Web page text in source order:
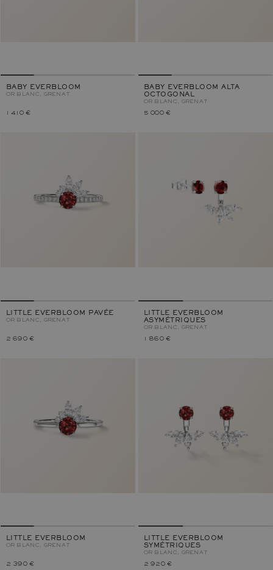
BABY EVERBLOOM
OR BLANC, GRENAT
1 410 €
BABY EVERBLOOM ALTA
OCTOGONAL
OR BLANC, GRENAT
5 000 €
LITTLE EVERBLOOM PAVÉE
OR BLANC, GRENAT
2 690 €
LITTLE EVERBLOOM
ASYMÉTRIQUES
OR BLANC, GRENAT
1 860 €
LITTLE EVERBLOOM
OR BLANC, GRENAT
2 390 €
LITTLE EVERBLOOM
SYMÉTRIQUES
OR BLANC, GRENAT
2 920 €